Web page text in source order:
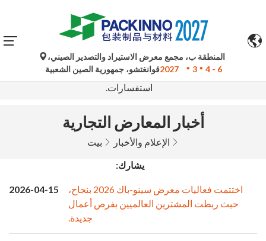
تُستخدم الترجمات الآلية من جوجل لأغراض مرجعية فقط وقد
تكون غير دقيقة. يُرجى الرجوع إلى النسخة الأصلية لأي
استفسارات.
المنطقة ب، مجمع معرض الاستيراد والتصدير الصيني،
قوانغتشو، جمهورية الصين الشعبية2027 3 4 - 6
أخبار المعارض التجارية
بيت الإعلام والأخبار
يشارك:
2026-04-15
اختتمت فعاليات معرض سينو-باك 2026 بنجاح،
حيث ربطت المشترين العالميين بفرص أعمال
جديدة.